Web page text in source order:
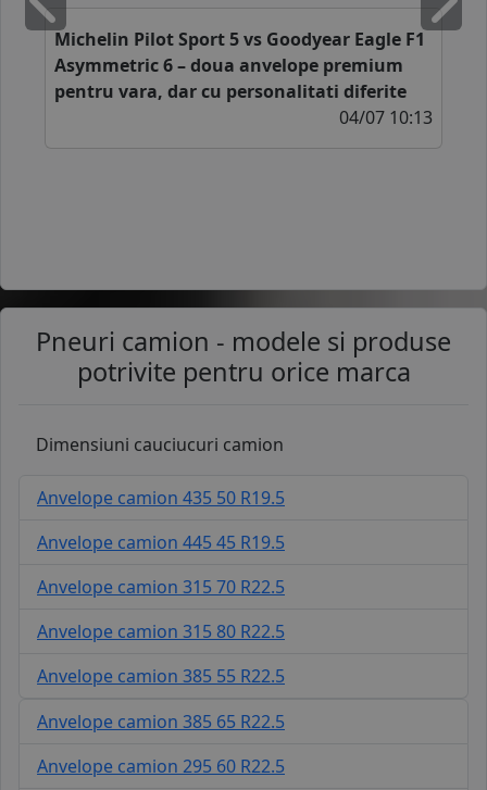
Michelin Pilot Sport 5 vs Goodyear Eagle F1
Asymmetric 6 – doua anvelope premium
pentru vara, dar cu personalitati diferite
04/07 10:13
Inapoi
Pneuri camion - modele si produse
potrivite pentru orice marca
Dimensiuni cauciucuri camion
Anvelope camion 435 50 R19.5
Anvelope camion 445 45 R19.5
Anvelope camion 315 70 R22.5
Anvelope camion 315 80 R22.5
Anvelope camion 385 55 R22.5
Anvelope camion 385 65 R22.5
Anvelope camion 295 60 R22.5